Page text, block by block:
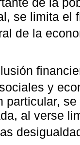
se limita el
de la
y
particular,
al verse